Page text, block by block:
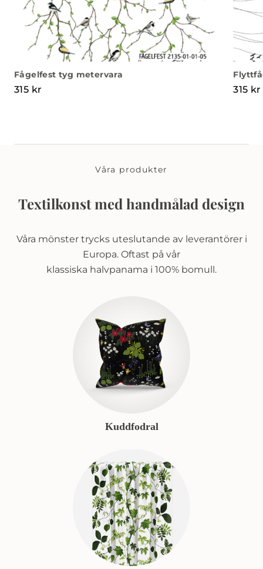
Fågelfest tyg metervara
315 kr 315 kr
Våra produkter
Textilkonst med handmålad design
Våra mönster trycks uteslutande av leverantörer i
Europa. Oftast på vår
klassiska halvpanama i 100% bomull.
Kuddfodral